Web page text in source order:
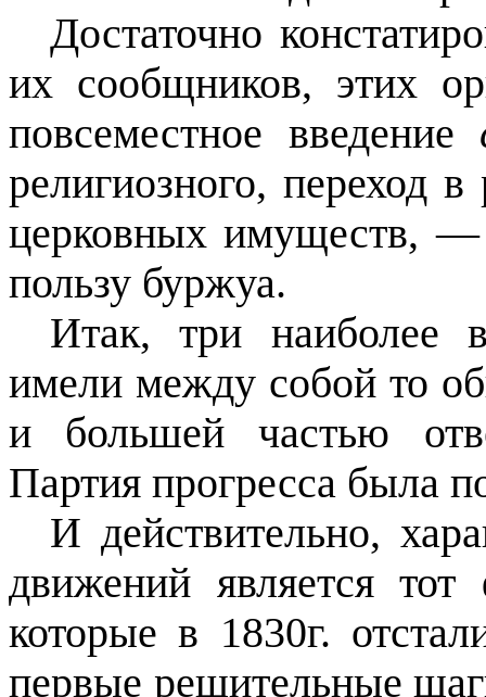
Достаточно
их сообщников, этих
повсеместное введение
религиозного, переход
церковных имуществ, —
пользу буржуа.
Итак, три наиболее
имели между собой то
и большей частью
Партия прогресса была
И действительно,
движений является
которые в 1830г.
первые решительные